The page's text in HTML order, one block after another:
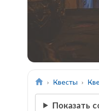
Квесты
Показать